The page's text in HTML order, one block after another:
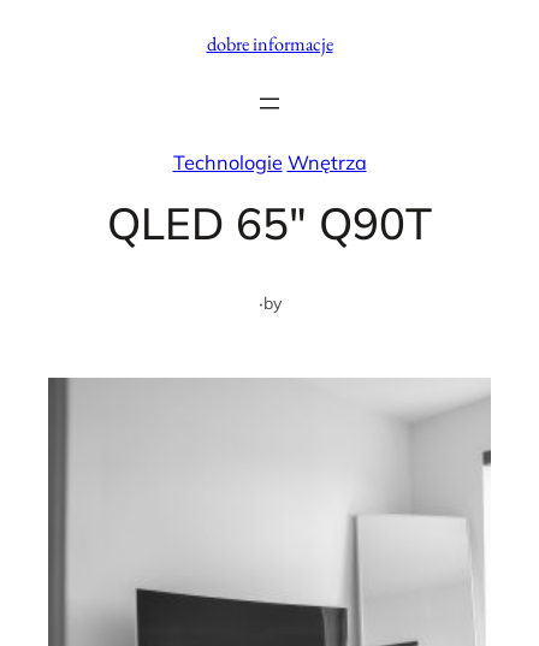
dobre informacje
Technologie Wnętrza
QLED 65" Q90T
·by